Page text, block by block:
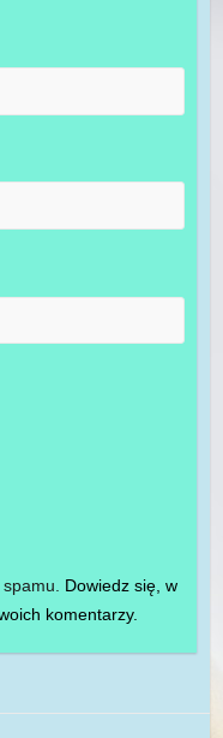
Dowiedz się, w
komentarzy.